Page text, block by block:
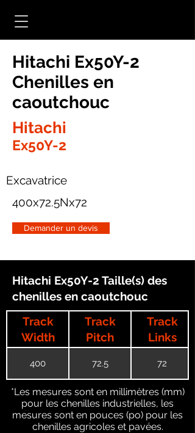
Hitachi Ex50Y-2
Chenilles en
caoutchouc
Hitachi
Ex50Y-2
Excavatrice
400x72.5Nx72
Demander un devis
Hitachi Ex50Y-2 Taille(s) des
chenilles en caoutchouc
Track
Width
Track
Pitch
Track
Links
400 72.5 72
*Les mesures sont en millimètres (mm)
pour les chenilles industrielles, les
mesures sont en pouces (po) pour les
chenilles agricoles et pavées.